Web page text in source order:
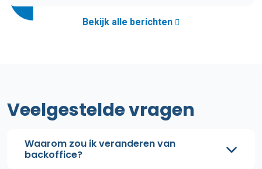
Bekijk alle berichten
Veelgestelde vragen
Waarom zou ik veranderen van
backoffice?